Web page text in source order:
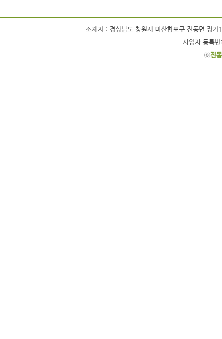
소재지 : 경상남도 창원시 마산합포구 진동면
사업자 등록
ⓒ진